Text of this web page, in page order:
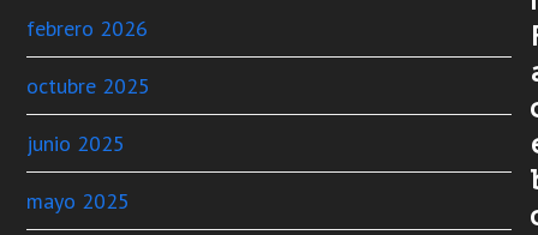
febrero 2026
octubre 2025
junio 2025
mayo 2025